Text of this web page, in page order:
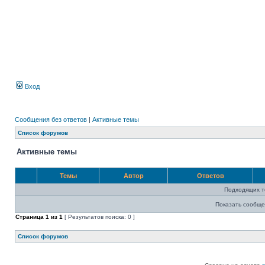
Вход
Сообщения без ответов | Активные темы
Список форумов
Активные темы
Темы Автор Ответов
Подходящих
Показать
Страница 1 из 1 [ Результатов поиска: 0 ]
Список форумов